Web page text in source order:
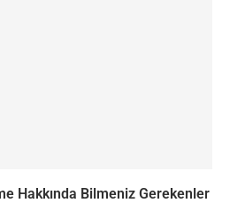
Hakkında Bilmeniz Gerekenler